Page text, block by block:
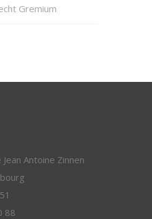
Gremium
Antoine Zinnen
88